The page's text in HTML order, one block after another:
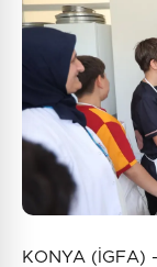
KONYA (İGFA)